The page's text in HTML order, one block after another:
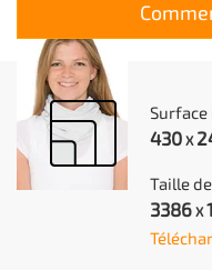
430 X
Taille
3386 X